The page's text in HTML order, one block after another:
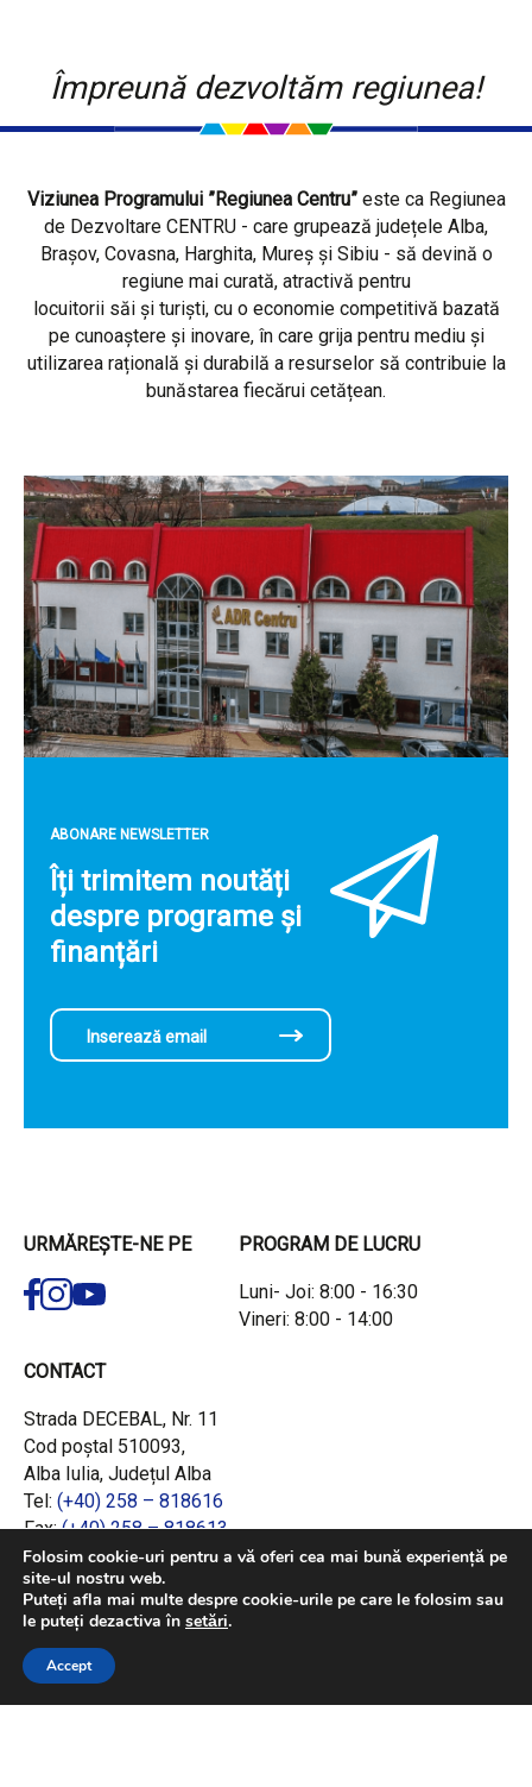
Împreună dezvoltăm regiunea!
Viziunea Programului ”Regiunea Centru”este ca Regiunea
de Dezvoltare CENTRU - care grupează județele Alba,
Brașov, Covasna, Harghita, Mureș și Sibiu - să devină o
regiune mai curată, atractivă pentru
locuitorii săi și turiști, cu o economie competitivă bazată
pe cunoaștere și inovare, în care grija pentru mediu și
utilizarea rațională și durabilă a resurselor să contribuie la
bunăstarea fiecărui cetățean.
ABONARE NEWSLETTER
Îți trimitem noutăți
despre programe și
finanțări
URMĂREȘTE-NE PE PROGRAM DE LUCRU
Luni- Joi: 8:00 - 16:30
Vineri: 8:00 - 14:00
CONTACT
Strada DECEBAL, Nr. 11
Cod poștal 510093,
Alba Iulia, Județul Alba
Tel: (+40) 258 – 818616
Fax:(+40) 258 – 818613
Email:office@adrcentru.ro
LINK-URI RAPIDE
Consiliul European
Jurnalul Oficial al Uniunii Europene
Folosim cookie-uri pentru a vă oferi cea mai bună experiență pe
site-ul nostru web.
Puteți afla mai multe despre cookie-urile pe care le folosim sau
le puteți dezactiva în setări.
Accept